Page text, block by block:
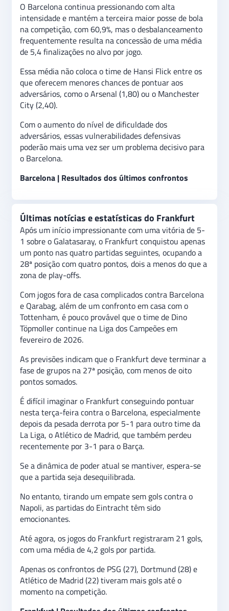
O Barcelona continua pressionando com alta
intensidade e mantém a terceira maior posse de bola
na competição, com 60,9%, mas o desbalanceamento
frequentemente resulta na concessão de uma média
de 5,4 finalizações no alvo por jogo.
Essa média não coloca o time de Hansi Flick entre os
que oferecem menores chances de pontuar aos
adversários, como o Arsenal (1,80) ou o Manchester
City (2,40).
Com o aumento do nível de dificuldade dos
adversários, essas vulnerabilidades defensivas
poderão mais uma vez ser um problema decisivo para
o Barcelona.
Barcelona | Resultados dos últimos confrontos
Últimas notícias e estatísticas do Frankfurt
Após um início impressionante com uma vitória de 5-
1 sobre o Galatasaray, o Frankfurt conquistou apenas
um ponto nas quatro partidas seguintes, ocupando a
28ª posição com quatro pontos, dois a menos do que a
zona de play-offs.
Com jogos fora de casa complicados contra Barcelona
e Qarabag, além de um confronto em casa com o
Tottenham, é pouco provável que o time de Dino
Töpmoller continue na Liga dos Campeões em
fevereiro de 2026.
As previsões indicam que o Frankfurt deve terminar a
fase de grupos na 27ª posição, com menos de oito
pontos somados.
É difícil imaginar o Frankfurt conseguindo pontuar
nesta terça-feira contra o Barcelona, especialmente
depois da pesada derrota por 5-1 para outro time da
La Liga, o Atlético de Madrid, que também perdeu
recentemente por 3-1 para o Barça.
Se a dinâmica de poder atual se mantiver, espera-se
que a partida seja desequilibrada.
No entanto, tirando um empate sem gols contra o
Napoli, as partidas do Eintracht têm sido
emocionantes.
Até agora, os jogos do Frankfurt registraram 21 gols,
com uma média de 4,2 gols por partida.
Apenas os confrontos de PSG (27), Dortmund (28) e
Atlético de Madrid (22) tiveram mais gols até o
momento na competição.